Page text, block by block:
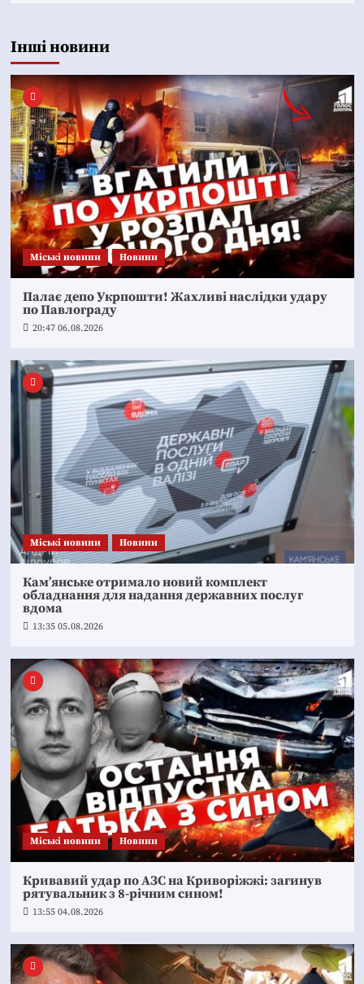
Інші новини
Mіські новини Новини
Палає депо Укрпошти! Жахливі наслідки удару
по Павлограду
20:47 06.08.2026
Mіські новини Новини
Кам’янське отримало новий комплект
обладнання для надання державних послуг
вдома
13:35 05.08.2026
Mіські новини Новини
Кривавий удар по АЗС на Криворіжжі: загинув
рятувальник з 8-річним сином!
13:55 04.08.2026